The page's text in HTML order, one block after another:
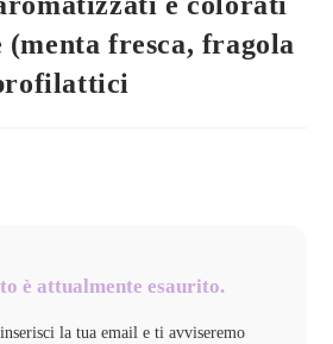
(menta fresca, fragola
è attualmente esaurito.
la tua email e ti avviseremo